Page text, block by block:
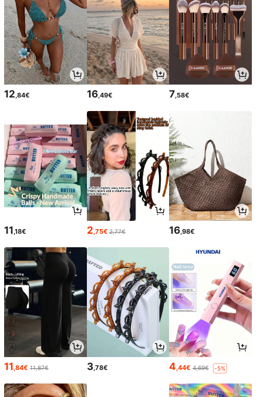
12 ,84€ 16,49€ 7 ,58€
11,18€ 2,75€ 2,77€ 16,98€
11,84€ 11,87€ 3,78€ 4,44€ 4,69€ -5%